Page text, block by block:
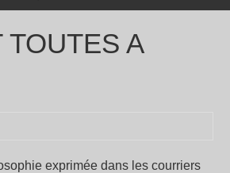
A
exprimée dans les courriers